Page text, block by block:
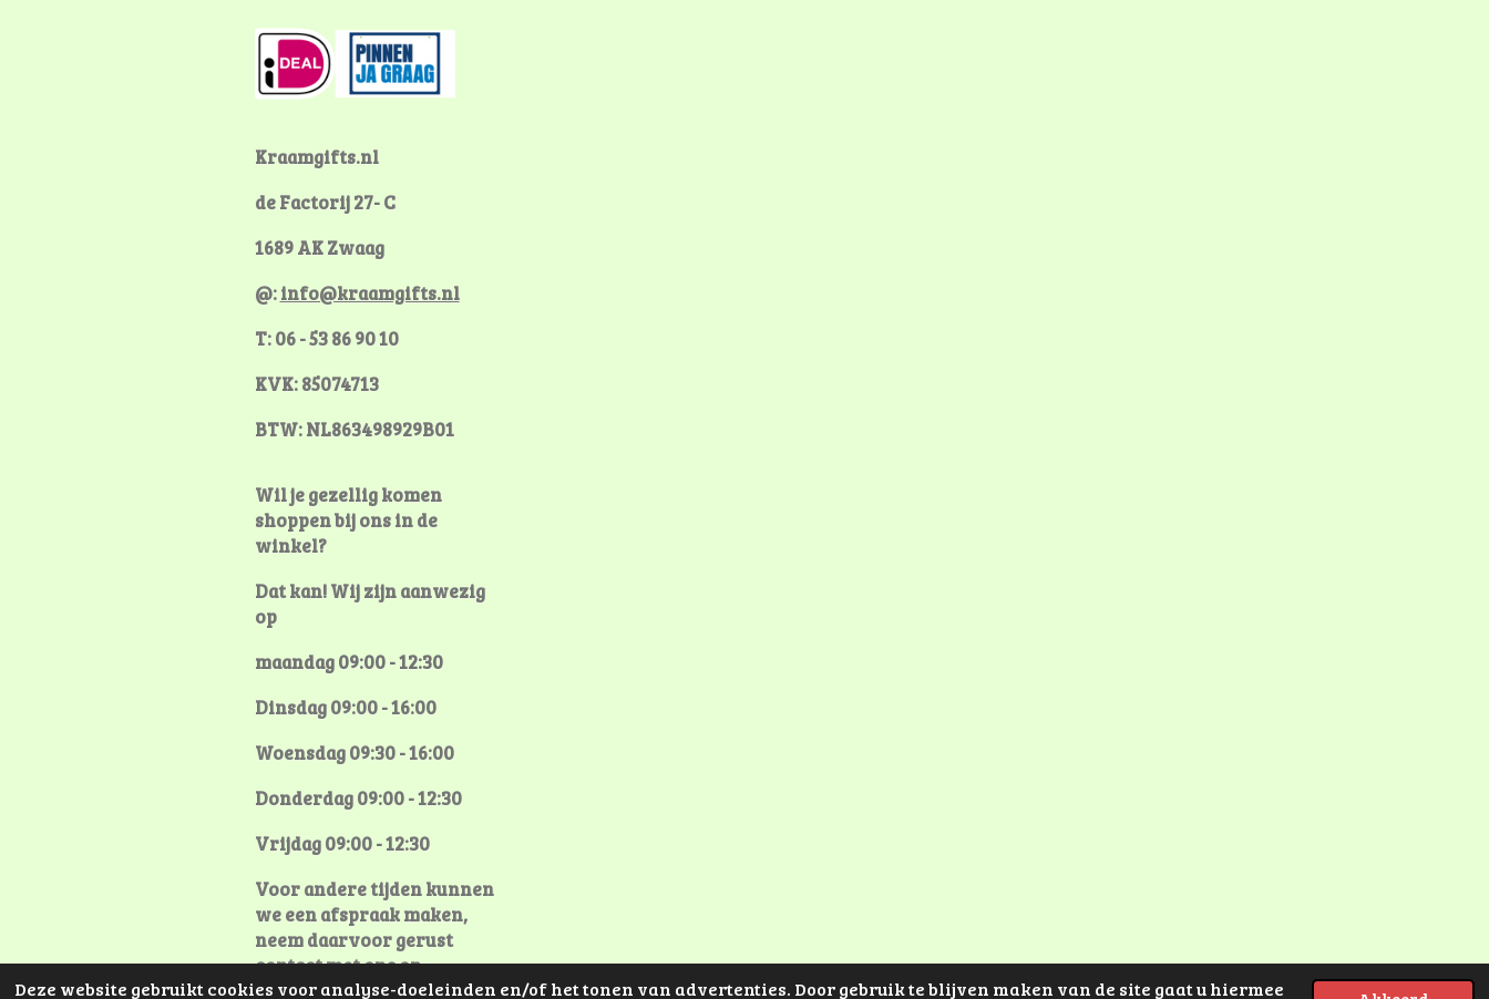
Deze website gebruikt cookies voor analyse-doeleinden en/of het tonen van advertenties. Door gebruik te blijven maken van de site gaat u hiermee
e
b
o
k
t
e
r
s
t
t
a
g
Kraamgifts.nl
de Factorij 27- C
1689 AK Zwaag
@:info@kraamgifts.nl
T: 06 - 53 86 90 10
KVK: 85074713
BTW: NL863498929B01
Wil je gezellig komen
shoppen bij ons in de
winkel?
Dat kan! Wij zijn aanwezig
op
maandag 09:00 - 12:30
Dinsdag 09:00 - 16:00
Woensdag 09:30 - 16:00
Donderdag 09:00 - 12:30
Vrijdag 09:00 - 12:30
Voor andere tijden kunnen
we een afspraak maken,
neem daarvoor gerust
contact met ons op
© 2021 - 2026 Kraamgifts Powered byJouwWeb